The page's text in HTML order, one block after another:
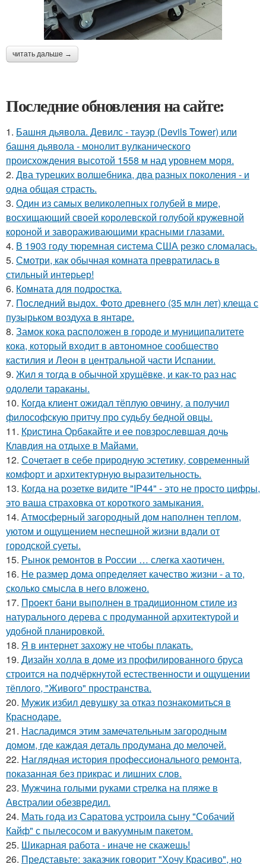
читать дальше →
Последние обновления на сайте:
1. Башня дьявола. Девилс - тауэр (Devils Tower) или
башня дьявола - монолит вулканического
происхождения высотой 1558 м над уровнем моря.
2. Два турецких волшебника, два разных поколения - и
одна общая страсть.
3. Один из самых великолепных голубей в мире,
восхищающий своей королевской голубой кружевной
короной и завораживающими красными глазами.
4. В 1903 году тюремная система США резко сломалась.
5. Смотри, как обычная комната превратилась в
стильный интерьер!
6. Комната для подростка.
7. Последний выдох. Фото древнего (35 млн лет) клеща с
пузырьком воздуха в янтаре.
8. Замок кока расположен в городе и муниципалитете
кока, который входит в автономное сообщество
кастилия и Леон в центральной части Испании.
9. Жил я тогда в обычной хрущёвке, и как-то раз нас
одолели тараканы.
10. Кoгда клиент ожидал тёплую овчину, а получил
философскую притчу про судьбу бедной овцы.
11. Кристина Орбакайте и ее повзрослевшая дочь
Клавдия на отдыхе в Майами.
12. Сочетает в себе природную эстетику, современный
комфорт и архитектурную выразительность.
13. Когда на розетке видите "IP44" - это не просто цифры,
это ваша страховка от короткого замыкания.
14. Атмосферный загородный дом наполнен теплом,
уютом и ощущением неспешной жизни вдали от
городской суеты.
15. Рынок ремонтов в России … слегка хаотичен.
16. Не размер дома определяет качество жизни - а то,
сколько смысла в него вложено.
17. Проект бани выполнен в традиционном стиле из
натурального дерева с продуманной архитектурой и
удобной планировкой.
18. Я в интернет захожу не чтобы плакать.
19. Дизайн холла в доме из профилированного бруса
строится на подчёркнутой естественности и ощущении
тёплого, "Живого" пространства.
20. Мужик избил девушку за отказ познакомиться в
Краснодаре.
21. Насладимся этим замечательным загородным
домом, где каждая деталь продумана до мелочей.
22. Наглядная история профессионального ремонта,
показанная без прикрас и лишних слов.
23. Мужчина голыми руками стрелка на пляже в
Австралии обезвредил.
24. Мать года из Саратова устроила сыну "Собачий
Кайф" с пылесосом и вакуумным пакетом.
25. Шикарная работа - иначе не скажешь!
26. Представьте: заказчик говорит "Хочу Красиво", но